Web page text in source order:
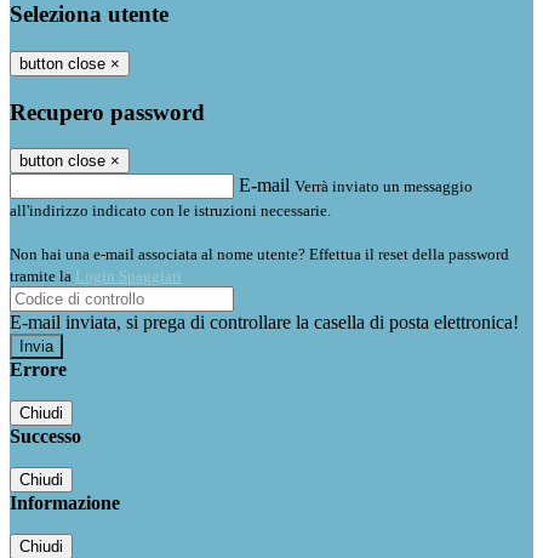
Seleziona utente
button close ×
Recupero password
button close ×
E-mail Verrà inviato un messaggio
all'indirizzo indicato con le istruzioni necessarie.
Non hai una e-mail associata al nome utente? Effettua il reset della password
tramite la Login Spaggiari
E-mail inviata, si prega di controllare la casella di posta elettronica!
Errore
Chiudi
Successo
Chiudi
Informazione
Chiudi